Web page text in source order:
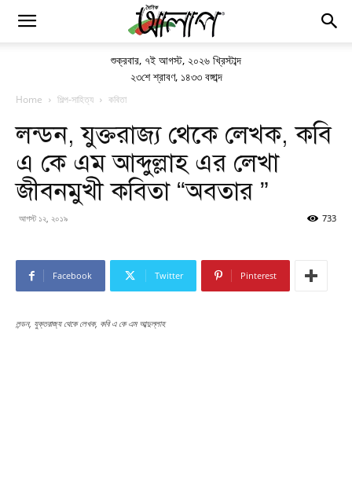
শুক্রবার, ৭ই আগস্ট, ২০২৬ খ্রিস্টাব্দ
২৩শে শ্রাবণ, ১৪৩৩ বঙ্গাব্দ
Home শিল্প-সাহিত্য কবিতা
লন্ডন, যুক্তরাজ্য থেকে লেখক, কবি
এ কে এম আব্দুল্লাহ এর লেখা
জীবনমুখী কবিতা “অবতার ”
আগস্ট ১২, ২০১৯ 733
Facebook Twitter Pinterest
লন্ডন, যুক্তরাজ্য থেকে লেখক, কবি এ কে এম আব্দুল্লাহ